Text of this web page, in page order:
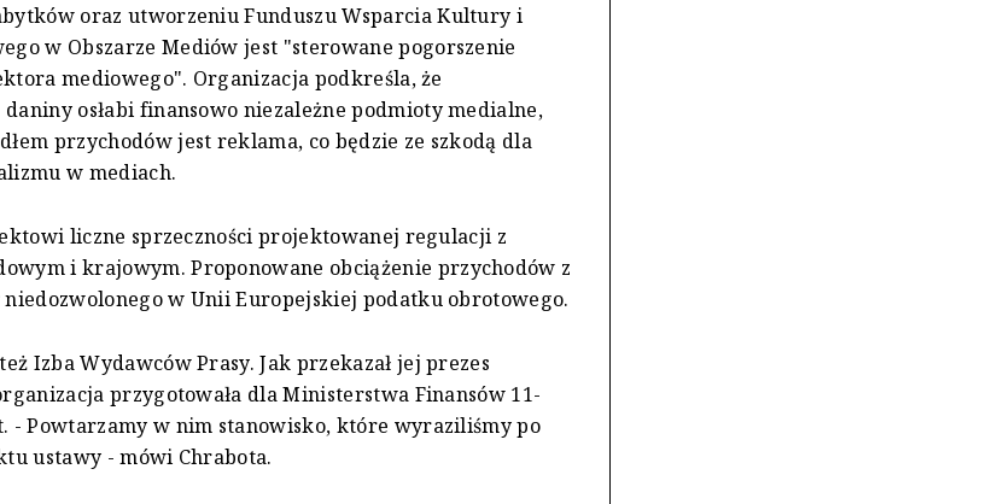
oraz utworzeniu Funduszu Wsparcia Kultury i
w Obszarze Mediów jest "sterowane pogorszenie
mediowego". Organizacja podkreśla, że
osłabi finansowo niezależne podmioty medialne,
przychodów jest reklama, co będzie ze szkodą dla
w mediach.
liczne sprzeczności projektowanej regulacji z
i krajowym. Proponowane obciążenie przychodów z
w Unii Europejskiej podatku obrotowego.
Izba Wydawców Prasy. Jak przekazał jej prezes
przygotowała dla Ministerstwa Finansów 11-
- Powtarzamy w nim stanowisko, które wyraziliśmy po
ustawy - mówi Chrabota.